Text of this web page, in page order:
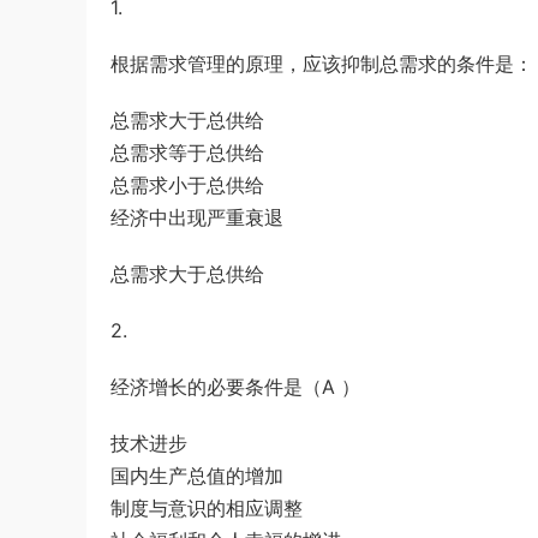
1.
根据需求管理的原理，应该抑制总需求的条件是
总需求大于总供给
总需求等于总供给
总需求小于总供给
经济中出现严重衰退
总需求大于总供给
2.
经济增长的必要条件是（A ）
技术进步
国内生产总值的增加
制度与意识的相应调整
证考试《初中英语》真题解析
下载了资源
证考试《教育知识与能力》（中学）真题